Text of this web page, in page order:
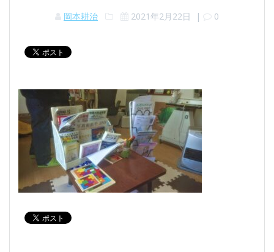
岡本耕治 2021年2月22日 | 0